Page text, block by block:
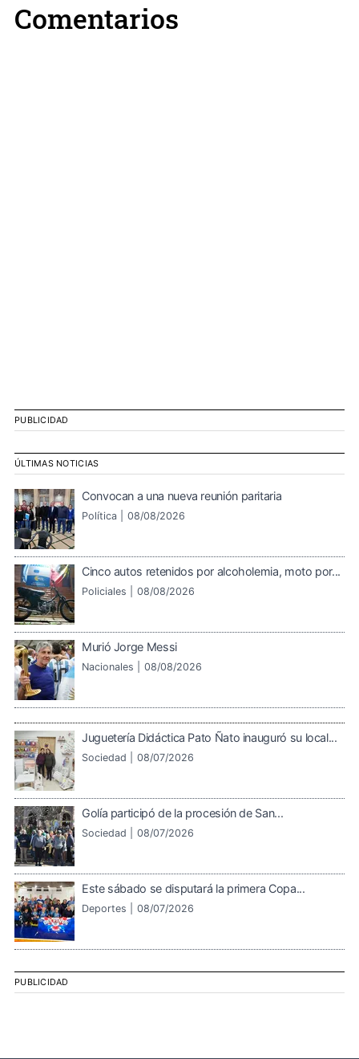
Comentarios
PUBLICIDAD
ÚLTIMAS NOTICIAS
Convocan a una nueva reunión paritaria
Política | 08/08/2026
Cinco autos retenidos por alcoholemia, moto por...
Policiales | 08/08/2026
Murió Jorge Messi
Nacionales | 08/08/2026
Juguetería Didáctica Pato Ñato inauguró su local...
Sociedad | 08/07/2026
Golía participó de la procesión de San...
Sociedad | 08/07/2026
Este sábado se disputará la primera Copa...
Deportes | 08/07/2026
PUBLICIDAD